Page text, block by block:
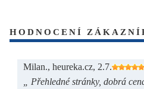
HODNOCENÍ
Milan., heureka.cz, 2.7.
„ Přehledné stránky, dobrá